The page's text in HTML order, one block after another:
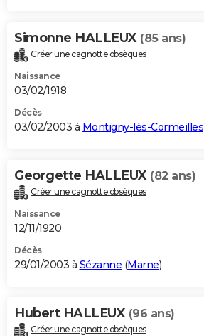
Simonne HALLEUX (85 ans)
Créer une cagnotte obsèques
Naissance
03/02/1918
Décès
03/02/2003 à Montigny-lès-Cormeilles
Georgette HALLEUX (82 ans)
Créer une cagnotte obsèques
Naissance
12/11/1920
Décès
29/01/2003 à Sézanne (Marne)
Hubert HALLEUX (96 ans)
Créer une cagnotte obsèques